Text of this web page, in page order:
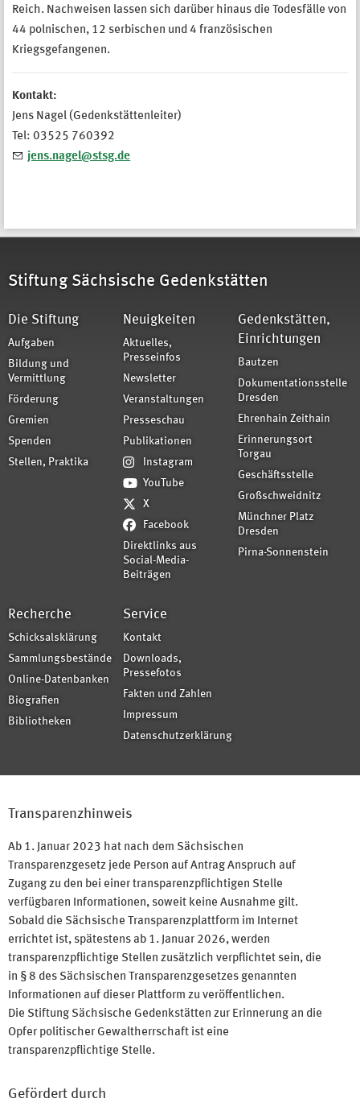
Reich. Nachweisen lassen sich darüber hinaus die Todesfälle von
44 polnischen, 12 serbischen und 4 französischen
Kriegsgefangenen.
Kontakt:
Jens Nagel (Gedenkstättenleiter)
Tel: 03525 760392
jens.nagel@stsg.de
Stiftung Sächsische Gedenkstätten
Die Stiftung
Aufgaben
Bildung und
Vermittlung
Förderung
Gremien
Spenden
Stellen, Praktika
Neuigkeiten
Aktuelles,
Presseinfos
Newsletter
Veranstaltungen
Presseschau
Publikationen
Instagram
YouTube
X
Facebook
Direktlinks aus
Social-Media-
Beiträgen
Gedenkstätten,
Einrichtungen
Bautzen
Dokumentationsstelle
Dresden
Ehrenhain Zeithain
Erinnerungsort
Torgau
Geschäftsstelle
Großschweidnitz
Münchner Platz
Dresden
Pirna-Sonnenstein
Recherche
Schicksalsklärung
Sammlungsbestände
Online-Datenbanken
Biografien
Bibliotheken
Service
Kontakt
Downloads,
Pressefotos
Fakten und Zahlen
Impressum
Datenschutzerklärung
Transparenzhinweis
Ab 1. Januar 2023 hat nach dem Sächsischen
Transparenzgesetz jede Person auf Antrag Anspruch auf
Zugang zu den bei einer transparenzpflichtigen Stelle
verfügbaren Informationen, soweit keine Ausnahme gilt.
Sobald die Sächsische Transparenzplattform im Internet
errichtet ist, spätestens ab 1. Januar 2026, werden
transparenzpflichtige Stellen zusätzlich verpflichtet sein, die
in § 8 des Sächsischen Transparenzgesetzes genannten
Informationen auf dieser Plattform zu veröffentlichen.
Die Stiftung Sächsische Gedenkstätten zur Erinnerung an die
Opfer politischer Gewaltherrschaft ist eine
transparenzpflichtige Stelle.
Gefördert durch